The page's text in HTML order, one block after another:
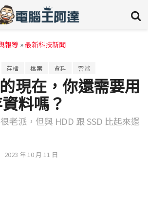
報導 »最新科技新聞
存檔 檔案 資料 雲端
現在，你還需要用
料嗎？
老派，但與 HDD 跟 SSD 比起來還
2023 年 10 月 11 日